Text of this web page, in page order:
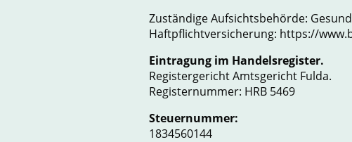
Zuständige Aufsichtsbehörde:
Haftpflichtversicherung: https://
Eintragung im Handelsregister.
Registergericht Amtsgericht Fulda.
Registernummer: HRB 5469
Steuernummer:
1834560144